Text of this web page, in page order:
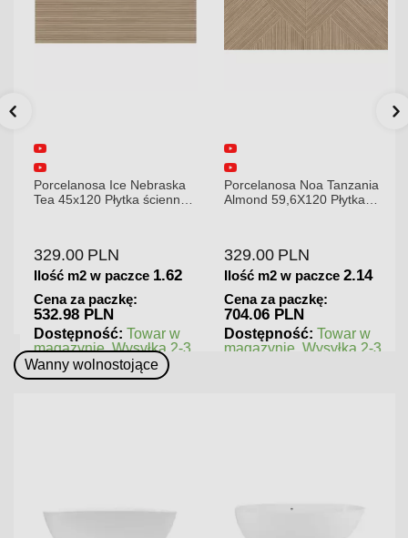
Porcelanosa Ice Nebraska
Tea 45x120 Płytka ścienna
329.00 PLN
Ilość m2 w paczce 1.62
Cena za paczkę:
532.98 PLN
Dostępność: Towar w
magazynie. Wysyłka 2-3
dni.
Porcelanosa Noa Tanzania
Almond 59,6X120 Płytka
329.00 PLN
Ilość m2 w paczce 2.14
Cena za paczkę:
704.06 PLN
Dostępność: Towar w
magazynie. Wysyłka 2-3
Wanny wolnostojące